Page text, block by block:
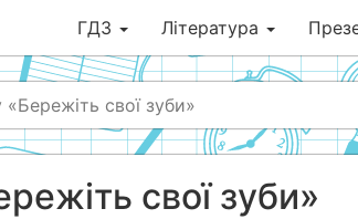
ГДЗ Література
свої зуби»
свої зуби»